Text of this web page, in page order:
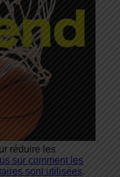
réduire les
sur comment les
sont utilisées.